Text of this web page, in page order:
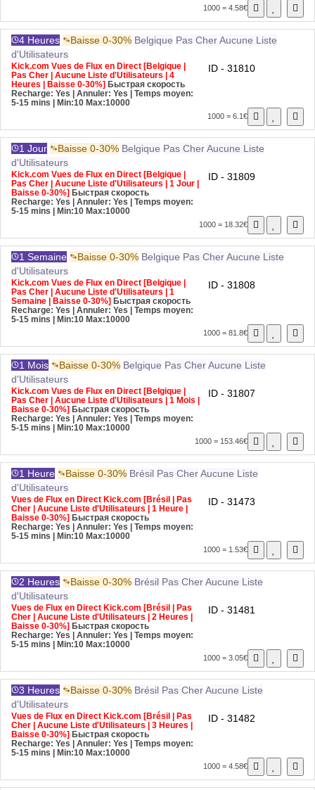
1000 = 4.58€
4 Heures Baisse 0-30% Belgique Pas CherAucune Liste
d'Utilisateurs
Kick.com Vues de Flux en Direct [Belgique |
Pas Cher | Aucune Liste d'Utilisateurs | 4
Heures | Baisse 0-30%] Быстрая скорость
Recharge: Yes | Annuler: Yes | Temps moyen:
5-15 mins
| Min:10 Max:10000
ID - 31810
1000 = 6.1€
1 Jour Baisse 0-30% Belgique Pas CherAucune Liste
d'Utilisateurs
Kick.com Vues de Flux en Direct [Belgique |
Pas Cher | Aucune Liste d'Utilisateurs | 1 Jour |
Baisse 0-30%] Быстрая скорость
Recharge: Yes | Annuler: Yes | Temps moyen:
5-15 mins
| Min:10 Max:10000
ID - 31809
1000 = 18.32€
1 Semaine Baisse 0-30% Belgique Pas CherAucune Liste
d'Utilisateurs
Kick.com Vues de Flux en Direct [Belgique |
Pas Cher | Aucune Liste d'Utilisateurs | 1
Semaine | Baisse 0-30%] Быстрая скорость
Recharge: Yes | Annuler: Yes | Temps moyen:
5-15 mins
| Min:10 Max:10000
ID - 31808
1000 = 81.8€
1 Mois Baisse 0-30% Belgique Pas CherAucune Liste
d'Utilisateurs
Kick.com Vues de Flux en Direct [Belgique |
Pas Cher | Aucune Liste d'Utilisateurs | 1 Mois |
Baisse 0-30%] Быстрая скорость
Recharge: Yes | Annuler: Yes | Temps moyen:
5-15 mins
| Min:10 Max:10000
ID - 31807
1000 = 153.46€
1 Heure Baisse 0-30% Brésil Pas CherAucune Liste
d'Utilisateurs
Vues de Flux en Direct Kick.com [Brésil | Pas
Cher | Aucune Liste d'Utilisateurs | 1 Heure |
Baisse 0-30%] Быстрая скорость
Recharge: Yes | Annuler: Yes | Temps moyen:
5-15 mins
| Min:10 Max:10000
ID - 31473
1000 = 1.53€
2 Heures Baisse 0-30% Brésil Pas CherAucune Liste
d'Utilisateurs
Vues de Flux en Direct Kick.com [Brésil | Pas
Cher | Aucune Liste d'Utilisateurs | 2 Heures |
Baisse 0-30%] Быстрая скорость
Recharge: Yes | Annuler: Yes | Temps moyen:
5-15 mins
| Min:10 Max:10000
ID - 31481
1000 = 3.05€
3 Heures Baisse 0-30% Brésil Pas CherAucune Liste
d'Utilisateurs
Vues de Flux en Direct Kick.com [Brésil | Pas
Cher | Aucune Liste d'Utilisateurs | 3 Heures |
Baisse 0-30%] Быстрая скорость
Recharge: Yes | Annuler: Yes | Temps moyen:
5-15 mins
| Min:10 Max:10000
ID - 31482
1000 = 4.58€